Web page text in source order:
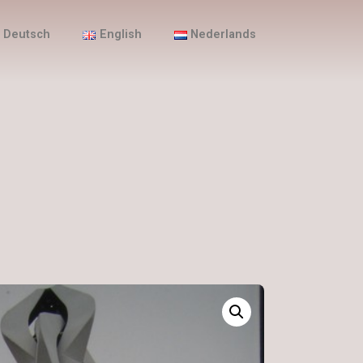
Deutsch English Nederlands